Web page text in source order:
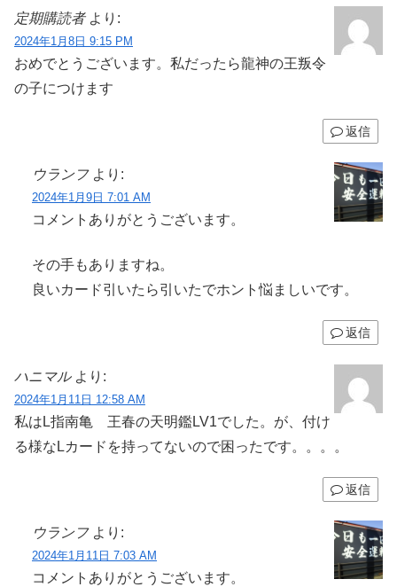
定期購読者 より:
2024年1月8日 9:15 PM
おめでとうございます。私だったら龍神の王叛令
の子につけます
返信
ウランフ より:
2024年1月9日 7:01 AM
コメントありがとうございます。
その手もありますね。
良いカード引いたら引いたでホント悩ましいです。
返信
ハニマル より:
2024年1月11日 12:58 AM
私はL指南亀 王春の天明鑑LV1でした。が、付け
る様なLカードを持ってないので困ったです。。。。
返信
ウランフ より:
2024年1月11日 7:03 AM
コメントありがとうございます。